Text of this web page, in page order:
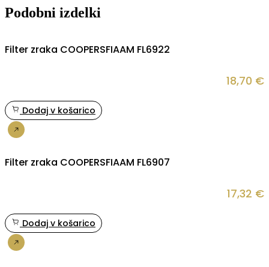
Podobni izdelki
Filter zraka COOPERSFIAAM FL6922
18,70 €
Dodaj v košarico
Filter zraka COOPERSFIAAM FL6907
17,32 €
Dodaj v košarico